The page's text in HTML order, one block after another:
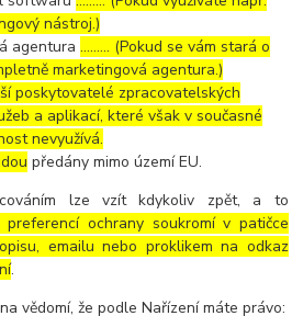
nástroj.)
agentura……… (Pokud se vám stará o
marketingová agentura.)
poskytovatelé zpracovatelských
a aplikací, které však v současné
nevyužívá.
předány mimo území EU.
lze vzít kdykoliv zpět, a to
preferencí ochrany soukromí v patičce
emailu nebo proklikem na odkaz
.
vědomí, že podle Nařízení máte právo: